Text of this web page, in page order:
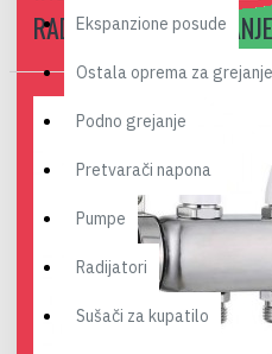
Ekspanzione posude
Ostala oprema za grejanje
Podno grejanje
Pretvarači napona
Pumpe
Radijatori
Sušači za kupatilo
RADIJATORSKO GREJANJE